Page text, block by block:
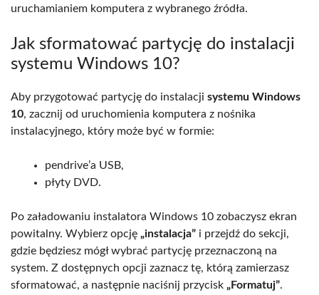
uruchamianiem komputera z wybranego źródła.
Jak sformatować partycję do instalacji
systemu Windows 10?
Aby przygotować partycję do instalacji systemu Windows
10, zacznij od uruchomienia komputera z nośnika
instalacyjnego, który może być w formie:
pendrive’a USB,
płyty DVD.
Po załadowaniu instalatora Windows 10 zobaczysz ekran
powitalny. Wybierz opcję „instalacja” i przejdź do sekcji,
gdzie będziesz mógł wybrać partycję przeznaczoną na
system. Z dostępnych opcji zaznacz tę, którą zamierzasz
sformatować, a następnie naciśnij przycisk „Formatuj”.